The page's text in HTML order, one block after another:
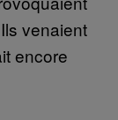
venaient
encore